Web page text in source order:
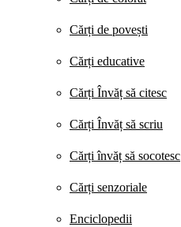
Cărți de povești
Cărți educative
Cărți Învăț să citesc
Cărți Învăț să scriu
Cărți învăț să socotesc
Cărți senzoriale
Enciclopedii